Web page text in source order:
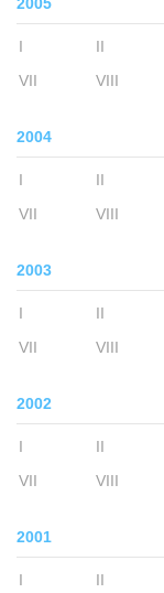
I II
VII
VIII
2004
I II
VII
VIII
2003
I II
VII
VIII
2002
I II
VII
VIII
2001
I II